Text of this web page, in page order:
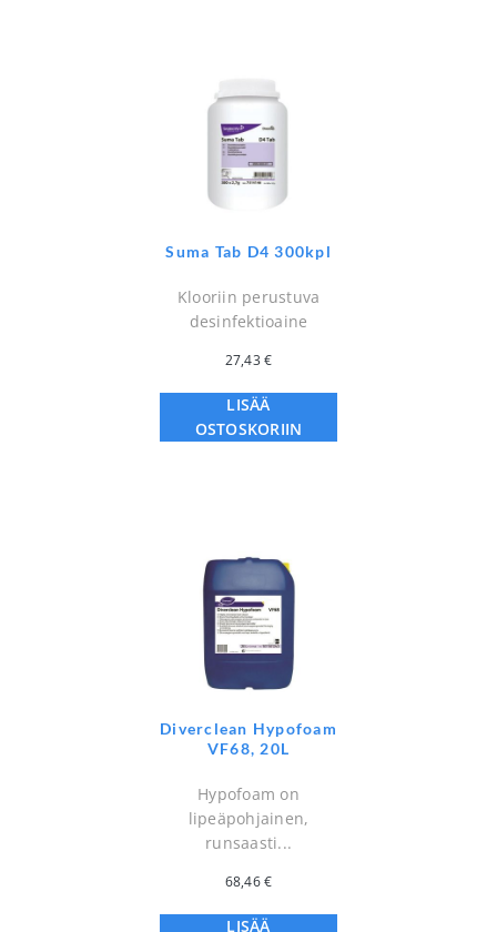
Suma Tab D4 300kpl
Klooriin perustuva
desinfektioaine
27,43€
LISÄÄ
OSTOSKORIIN
Diverclean Hypofoam
VF68, 20L
Hypofoam on
lipeäpohjainen,
runsaasti...
68,46€
LISÄÄ